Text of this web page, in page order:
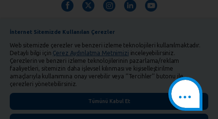
TMSF ve YTM Zaman Aşımı Listesi Bilgi Toplumu Hizmetleri
Kişisel Verilerin Korunması Gizlilik Politikası Çerez Aydınlatma Metni
İletişim English
İnternet Sitemizde Kullanılan Çerezler
Web sitemizde çerezler ve benzeri izleme teknolojileri kullanılmaktadır.
Detaylı bilgi için Çerez Aydınlatma Metnimizi inceleyebilirsiniz.
Çerezlerin ve benzeri izleme teknolojilerinin pazarlama/reklam
faaliyetleri, sitemizin daha işlevsel kılınması ve kişiselleştirilme
amaçlarıyla kullanımına onay verebilir veya ‘’Tercihler’’ butonu ile
çerezleri yönetebilirsiniz.
Tümünü Kabul Et